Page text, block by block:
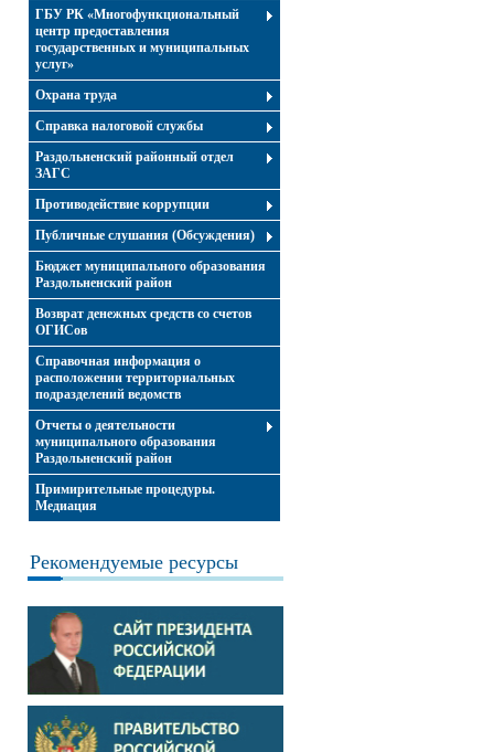
ГБУ РК «Многофункциональный
центр предоставления
государственных и муниципальных
услуг»
Охрана труда
Справка налоговой службы
Раздольненский районный отдел
ЗАГС
Противодействие коррупции
Публичные слушания (Обсуждения)
Бюджет муниципального образования
Раздольненский район
Возврат денежных средств со счетов
ОГИСов
Справочная информация о
расположении территориальных
подразделений ведомств
Отчеты о деятельности
муниципального образования
Раздольненский район
Примирительные процедуры.
Медиация
Рекомендуемые ресурсы